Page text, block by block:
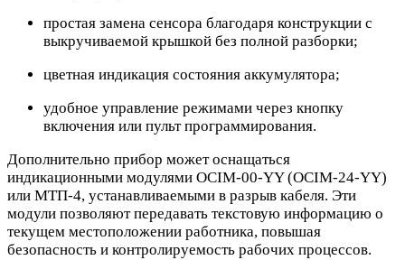
простая замена сенсора благодаря конструкции с
выкручиваемой крышкой без полной разборки;
цветная индикация состояния аккумулятора;
удобное управление режимами через кнопку
включения или пульт программирования.
Дополнительно прибор может оснащаться
индикационными модулями OCIM-00-YY (OCIM-24-YY)
или МТП-4, устанавливаемыми в разрыв кабеля. Эти
модули позволяют передавать текстовую информацию о
текущем местоположении работника, повышая
безопасность и контролируемость рабочих процессов.